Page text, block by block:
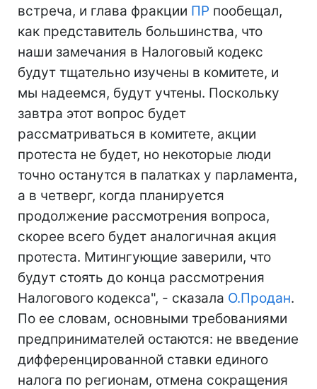
встреча, и глава фракции ПР пообещал,
как представитель большинства, что
наши замечания в Налоговый кодекс
будут тщательно изучены в комитете, и
мы надеемся, будут учтены. Поскольку
завтра этот вопрос будет
рассматриваться в комитете, акции
протеста не будет, но некоторые люди
точно останутся в палатках у парламента,
а в четверг, когда планируется
продолжение рассмотрения вопроса,
скорее всего будет аналогичная акция
протеста. Митингующие заверили, что
будут стоять до конца рассмотрения
Налогового кодекса", - сказала О.Продан.
По ее словам, основными требованиями
предпринимателей остаются: не введение
дифференцированной ставки единого
налога по регионам, отмена сокращения